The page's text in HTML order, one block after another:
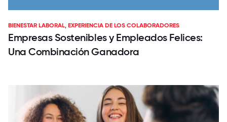
BIENESTAR LABORAL,EXPERIENCIA DE LOS COLABORADORES
Empresas Sostenibles y Empleados Felices:
Una Combinación Ganadora